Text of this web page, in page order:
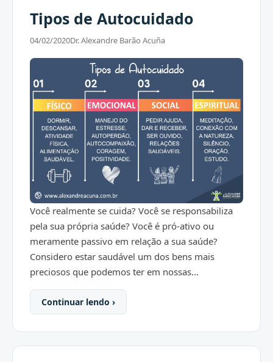
Tipos de Autocuidado
04/02/2020Dr. Alexandre Barão Acuña
Você realmente se cuida? Você se responsabiliza
pela sua própria saúde? Você é pró-ativo ou
meramente passivo em relação a sua saúde?
Considero estar saudável um dos bens mais
preciosos que podemos ter em nossas...
Continuar lendo ›